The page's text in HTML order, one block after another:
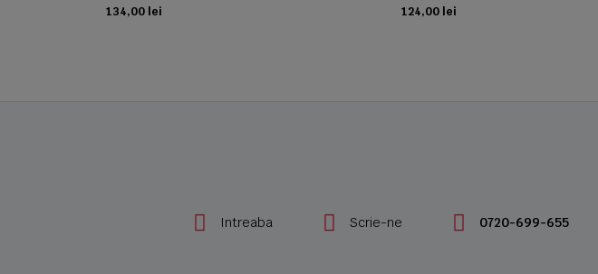
134,00 lei
ADAUGA IN COS 124,00 lei
ADAUGA IN COS
Intreaba Scrie-ne 0720-699-655